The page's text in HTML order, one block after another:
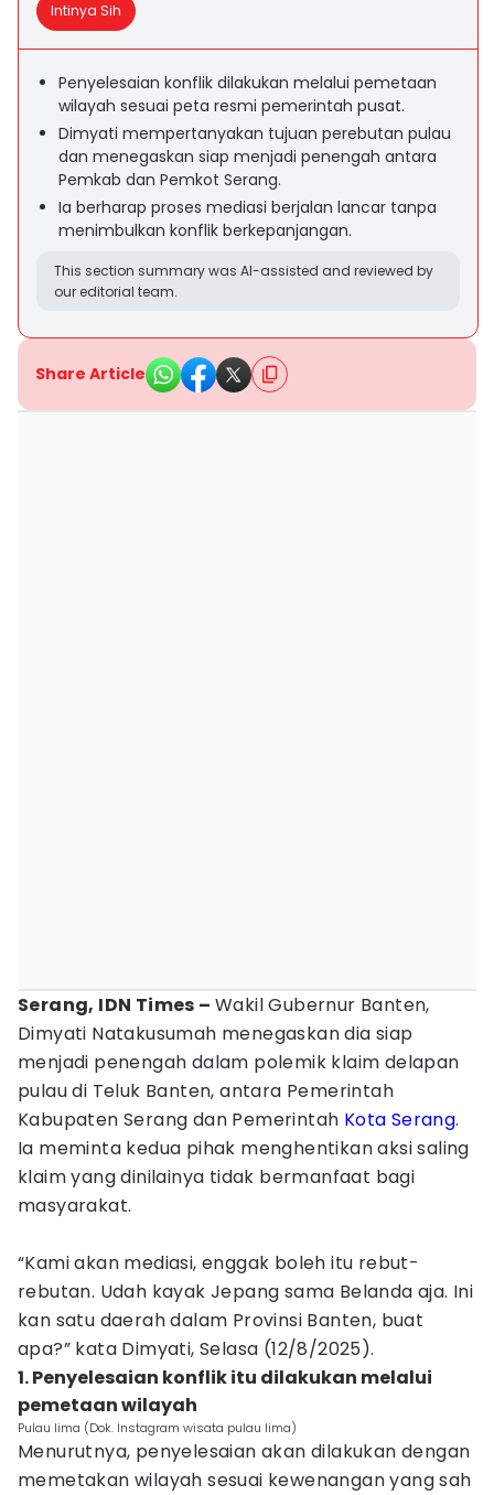
Intinya Sih
Penyelesaian konflik dilakukan melalui pemetaan
wilayah sesuai peta resmi pemerintah pusat.
Dimyati mempertanyakan tujuan perebutan pulau
dan menegaskan siap menjadi penengah antara
Pemkab dan Pemkot Serang.
Ia berharap proses mediasi berjalan lancar tanpa
menimbulkan konflik berkepanjangan.
This section summary was AI-assisted and reviewed by
our editorial team.
Share Article
Serang, IDN Times – Wakil Gubernur Banten,
Dimyati Natakusumah menegaskan dia siap
menjadi penengah dalam polemik klaim delapan
pulau di Teluk Banten, antara Pemerintah
Kabupaten Serang dan Pemerintah Kota Serang.
Ia meminta kedua pihak menghentikan aksi saling
klaim yang dinilainya tidak bermanfaat bagi
masyarakat.
“Kami akan mediasi, enggak boleh itu rebut-
rebutan. Udah kayak Jepang sama Belanda aja. Ini
kan satu daerah dalam Provinsi Banten, buat
apa?” kata Dimyati, Selasa (12/8/2025).
1. Penyelesaian konflik itu dilakukan melalui
pemetaan wilayah
Pulau lima (Dok. Instagram wisata pulau lima)
Menurutnya, penyelesaian akan dilakukan dengan
memetakan wilayah sesuai kewenangan yang sah